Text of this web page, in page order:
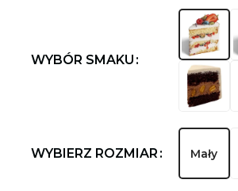
WYBÓR SMAKU
WYBIERZ ROZMIAR Mały